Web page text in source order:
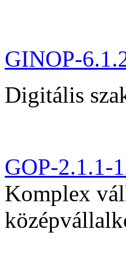
GINOP-
Digitális
GOP-2.1.1-
Komplex